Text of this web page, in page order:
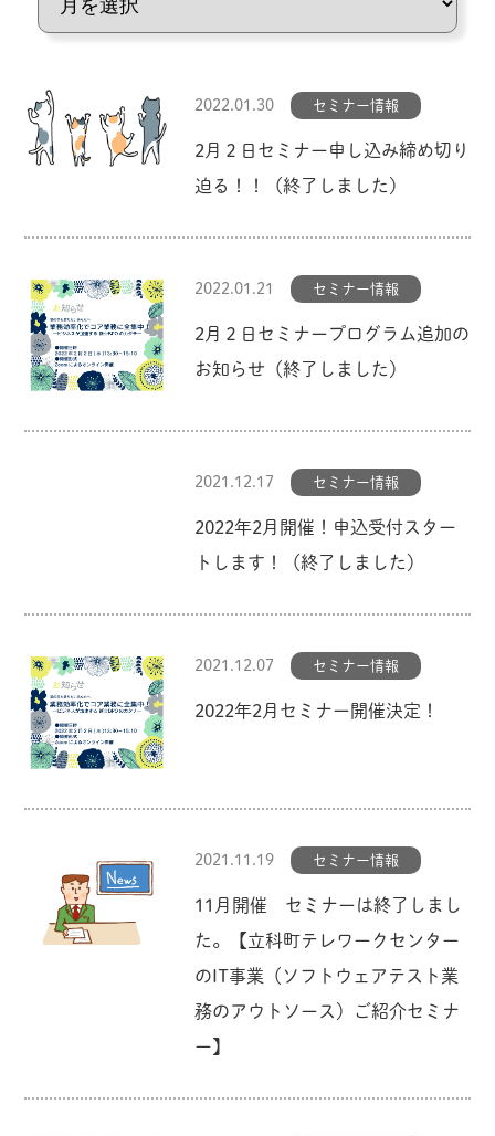
2022.01.30 セミナー情報
2月２日セミナー申し込み締め切り
迫る！！（終了しました）
2022.01.21 セミナー情報
2月２日セミナープログラム追加の
お知らせ（終了しました）
2021.12.17 セミナー情報
2022年2月開催！申込受付スター
トします！（終了しました）
2021.12.07 セミナー情報
2022年2月セミナー開催決定！
2021.11.19 セミナー情報
11月開催 セミナーは終了しまし
た。【立科町テレワークセンター
のIT事業（ソフトウェアテスト業
務のアウトソース）ご紹介セミナ
ー】